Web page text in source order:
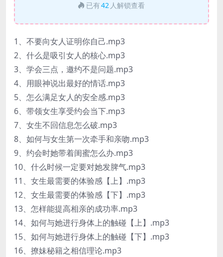
已有42 人解锁查看
1、不要向女人证明你自己.mp3
2、什么是吸引女人的核心.mp3
3、学会三点，邀约不是问题.mp3
4、用眼神说出最好的情话.mp3
5、怎么满足女人的安全感.mp3
6、带领女生享受约会当下.mp3
7、女生不回信息怎么破.mp3
8、如何与女生第一次牵手和亲吻.mp3
9、约会时她带着闺蜜怎么办.mp3
10、什么时候一定要对她发脾气.mp3
11、女生最需要的体验感【上】.mp3
12、女生最需要的体验感【下】.mp3
13、怎样能提高相亲的成功率.mp3
14、如何与她进行身体上的触碰【上】.mp3
15、如何与她进行身体上的触碰【下】.mp3
16、撩妹秘籍之相信理论.mp3